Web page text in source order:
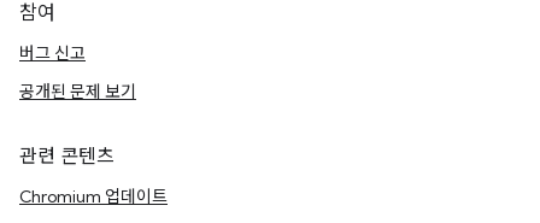
참여
버그 신고
공개된 문제 보기
관련 콘텐츠
Chromium 업데이트